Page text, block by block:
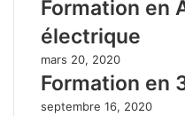
Formation en
électrique
mars 20, 2020
Formation en
septembre 16, 2020